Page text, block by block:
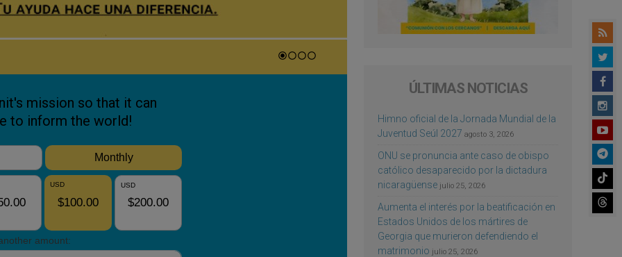
ÚLTIMAS NOTICIAS
Himno oficial de la Jornada Mundial de la
Juventud Seúl 2027 agosto 3, 2026
ONU se pronuncia ante caso de obispo
católico desaparecido por la dictadura
nicaragüense julio 25, 2026
Aumenta el interés por la beatificación en
Estados Unidos de los mártires de
Georgia que murieron defendiendo el
matrimonio julio 25, 2026